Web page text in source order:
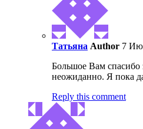
Татьяна Author 7
Большое Вам спасибо
неожиданно. Я пока
Reply this comment